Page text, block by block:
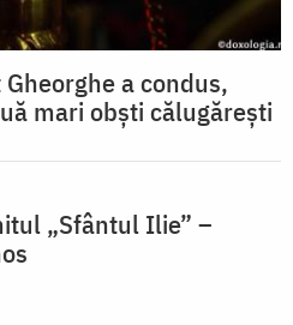
a condus,
mari obști călugărești
„Sfântul Ilie” –